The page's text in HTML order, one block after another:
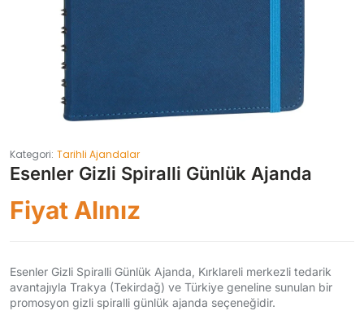
Kategori: Tarihli Ajandalar
Esenler Gizli Spiralli Günlük Ajanda
Fiyat Alınız
Esenler Gizli Spiralli Günlük Ajanda, Kırklareli merkezli tedarik
avantajıyla Trakya (Tekirdağ) ve Türkiye geneline sunulan bir
promosyon gizli spiralli günlük ajanda seçeneğidir.